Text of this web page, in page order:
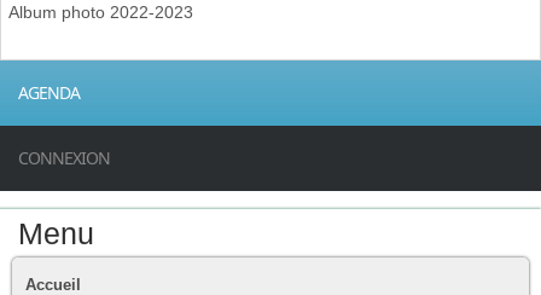
Album photo 2022-2023
AGENDA
CONNEXION
Menu
Accueil